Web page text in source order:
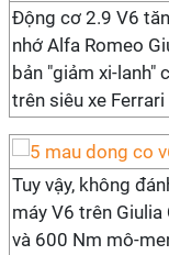
Động cơ 2.9 V6
nhớ Alfa Romeo
bản "giảm xi-lanh"
trên siêu xe Ferrari
Tuy vậy, không
máy V6 trên
và 600 Nm mô-